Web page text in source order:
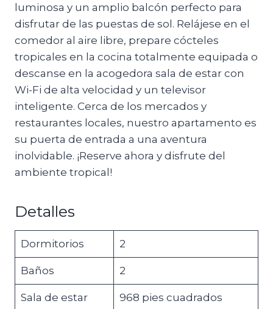
luminosa y un amplio balcón perfecto para
disfrutar de las puestas de sol. Relájese en el
comedor al aire libre, prepare cócteles
tropicales en la cocina totalmente equipada o
descanse en la acogedora sala de estar con
Wi-Fi de alta velocidad y un televisor
inteligente. Cerca de los mercados y
restaurantes locales, nuestro apartamento es
su puerta de entrada a una aventura
inolvidable. ¡Reserve ahora y disfrute del
ambiente tropical!
Detalles
Dormitorios 2
Baños 2
Sala de estar 968 pies cuadrados